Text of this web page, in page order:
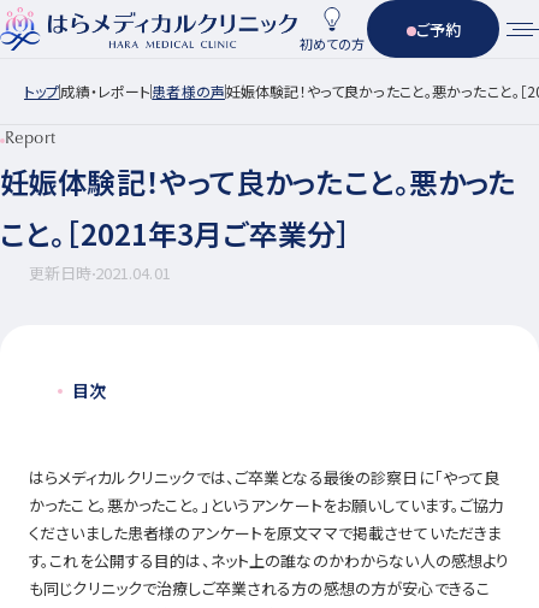
初めての方
ご予約
トップ成績・レポート患者様の声妊娠体験記！やって良かったこと。悪かったこと。
Report
妊娠体験記！やって良かったこと。悪かった
こと。［2021年3月ご卒業分］
更新日時2021.04.01
目次
はらメディカルクリニックでは、ご卒業となる最後の診察日に「やって良
かったこと。悪かったこと。」というアンケートをお願いしています。ご協力
くださいました患者様のアンケートを原文ママで掲載させていただきま
す。これを公開する目的は、ネット上の誰なのかわからない人の感想より
も同じクリニックで治療しご卒業される方の感想の方が安心できるこ